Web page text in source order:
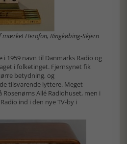
Herofon, Ringkøbing-Skjern
1959 navn til Danmarks Radio og
i folketinget. Fjernsynet fik
betydning, og
tilsvarende lyttere. Meget
Rosenørns Allé Radiohuset, men i
ind i den nye TV-by i